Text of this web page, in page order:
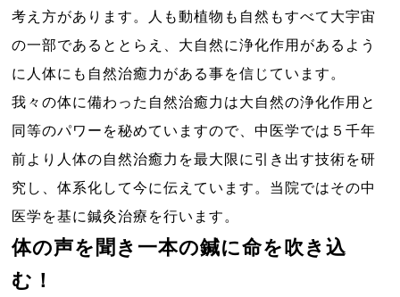
考え方があります。人も動植物も自然もすべて大宇宙
の一部であるととらえ、大自然に浄化作用があるよう
に人体にも自然治癒力がある事を信じています。
我々の体に備わった自然治癒力は大自然の浄化作用と
同等のパワーを秘めていますので、中医学では５千年
前より人体の自然治癒力を最大限に引き出す技術を研
究し、体系化して今に伝えています。当院ではその中
医学を基に鍼灸治療を行います。
体の声を聞き一本の鍼に命を吹き込
む！